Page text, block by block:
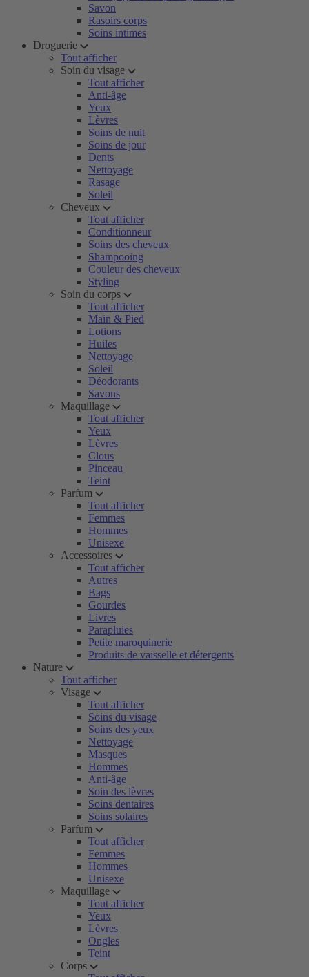
Savon
Rasoirs corps
Soins intimes
Droguerie
Tout afficher
Soin du visage
Tout afficher
Anti-âge
Yeux
Lèvres
Soins de nuit
Soins de jour
Dents
Nettoyage
Rasage
Soleil
Cheveux
Tout afficher
Conditionneur
Soins des cheveux
Shampooing
Couleur des cheveux
Styling
Soin du corps
Tout afficher
Main & Pied
Lotions
Huiles
Nettoyage
Soleil
Déodorants
Savons
Maquillage
Tout afficher
Yeux
Lèvres
Clous
Pinceau
Teint
Parfum
Tout afficher
Femmes
Hommes
Unisexe
Accessoires
Tout afficher
Autres
Bags
Gourdes
Livres
Parapluies
Petite maroquinerie
Produits de vaisselle et détergents
Nature
Tout afficher
Visage
Tout afficher
Soins du visage
Soins des yeux
Nettoyage
Masques
Hommes
Anti-âge
Soin des lèvres
Soins dentaires
Soins solaires
Parfum
Tout afficher
Femmes
Hommes
Unisexe
Maquillage
Tout afficher
Yeux
Lèvres
Ongles
Teint
Corps